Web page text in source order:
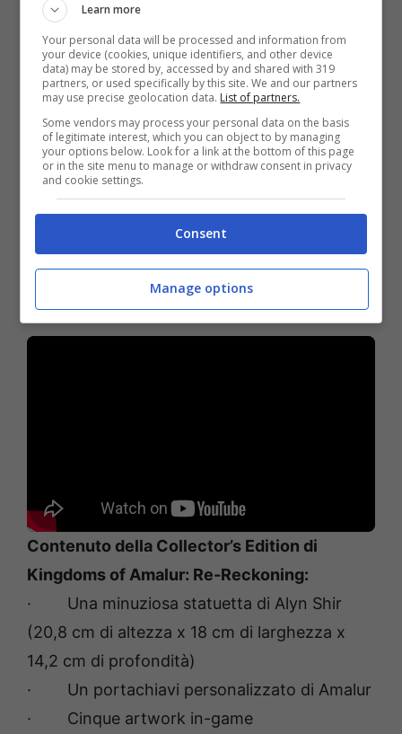
Collector’s Edition
La Collector’s Edition di Kingdoms of Amalur:
Re-Reckoning per PlayStation 4, Xbox One e
PC include il gioco completo con oltre 50 ore
di gameoplay oltre ai contenuti elencati di
seguito. Abbiamo anche un bel trailer, che
mostra la Collector’s Edition in tutta la sua
Guarda il trailer della Collector’s Edition:
Contenuto della Collector’s Edition di
Kingdoms of Amalur: Re-Reckoning:
· Una minuziosa statuetta di Alyn Shir
(20,8 cm di altezza x 18 cm di larghezza x
14,2 cm di profondità)
· Un portachiavi personalizzato di Amalur
· Cinque artwork in-game
Learn more
Your personal data will be processed and information from
your device (cookies, unique identifiers, and other device
data) may be stored by, accessed by and shared with 319
partners, or used specifically by this site. We and our partners
may use precise geolocation data. List of partners.
Some vendors may process your personal data on the basis
of legitimate interest, which you can object to by managing
your options below. Look for a link at the bottom of this page
or in the site menu to manage or withdraw consent in privacy
and cookie settings.
Consent
Manage options